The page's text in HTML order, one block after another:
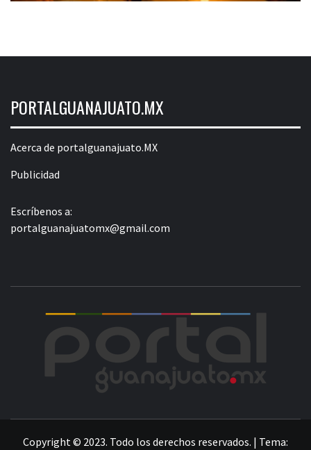
PORTALGUANAJUATO.MX
Acerca de portalguanajuato.MX
Publicidad
Escríbenos a:
portalguanajuatomx@gmail.com
Copyright © 2023. Todo los derechos reservados. | Tema: